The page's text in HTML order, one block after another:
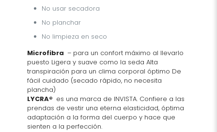
No usar secadora
No planchar
No limpieza en seco
Microfibra – para un confort máximo al llevarlo
puesto Ligera y suave como la seda Alta
transpiración para un clima corporal óptimo De
fácil cuidado (secado rápido, no necesita
plancha)
LYCRA® es una marca de INVISTA. Confiere a las
prendas de vestir una eterna elasticidad, óptima
adaptación a la forma del cuerpo y hace que
sienten a la perfección.